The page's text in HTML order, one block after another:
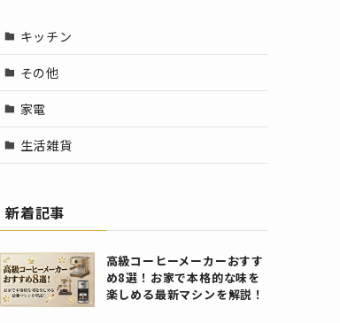
キッチン
その他
家電
生活雑貨
新着記事
高級コーヒーメーカーおすす
め8選！お家で本格的な味を
楽しめる最新マシンを解説！